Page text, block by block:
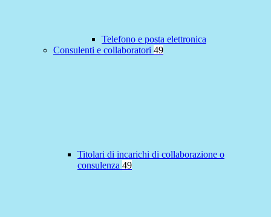
Telefono e posta elettronica
Consulenti e collaboratori 49
Titolari di incarichi di collaborazione o
consulenza 49